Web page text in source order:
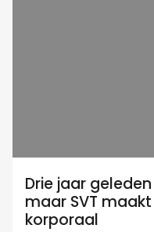
Drie jaar
maar SVT
korporaal